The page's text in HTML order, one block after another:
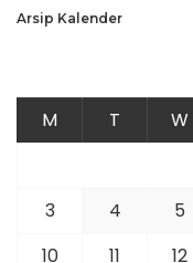
Arsip Kalender
M T W
3
4 5
10
11 12